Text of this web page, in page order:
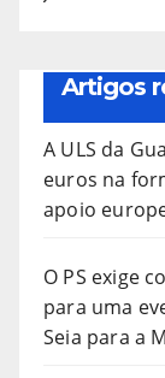
Artigos
A ULS da
euros na
apoio
O PS exige
para uma
Seia para a